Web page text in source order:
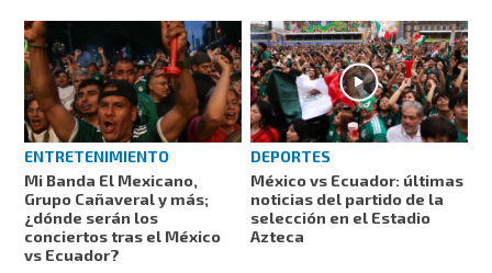
ENTRETENIMIENTO
Mi Banda El Mexicano,
Grupo Cañaveral y más;
¿dónde serán los
conciertos tras el México
vs Ecuador?
DEPORTES
México vs Ecuador: últimas
noticias del partido de la
selección en el Estadio
Azteca